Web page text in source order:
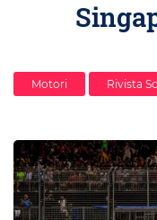
Motori Rivista